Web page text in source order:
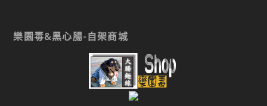
樂園毒&黑心腸-自架商城